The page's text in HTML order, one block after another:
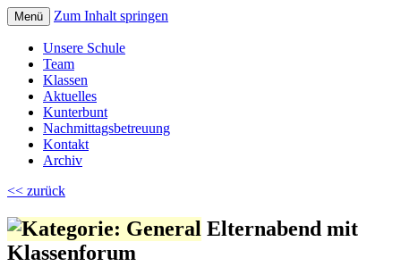
Volksschule Bad Blumau
Menü Zum Inhalt springen
Unsere Schule
Team
Klassen
Aktuelles
Kunterbunt
Nachmittagsbetreuung
Kontakt
Archiv
<< zurück
Elternabend mit
Klassenforum